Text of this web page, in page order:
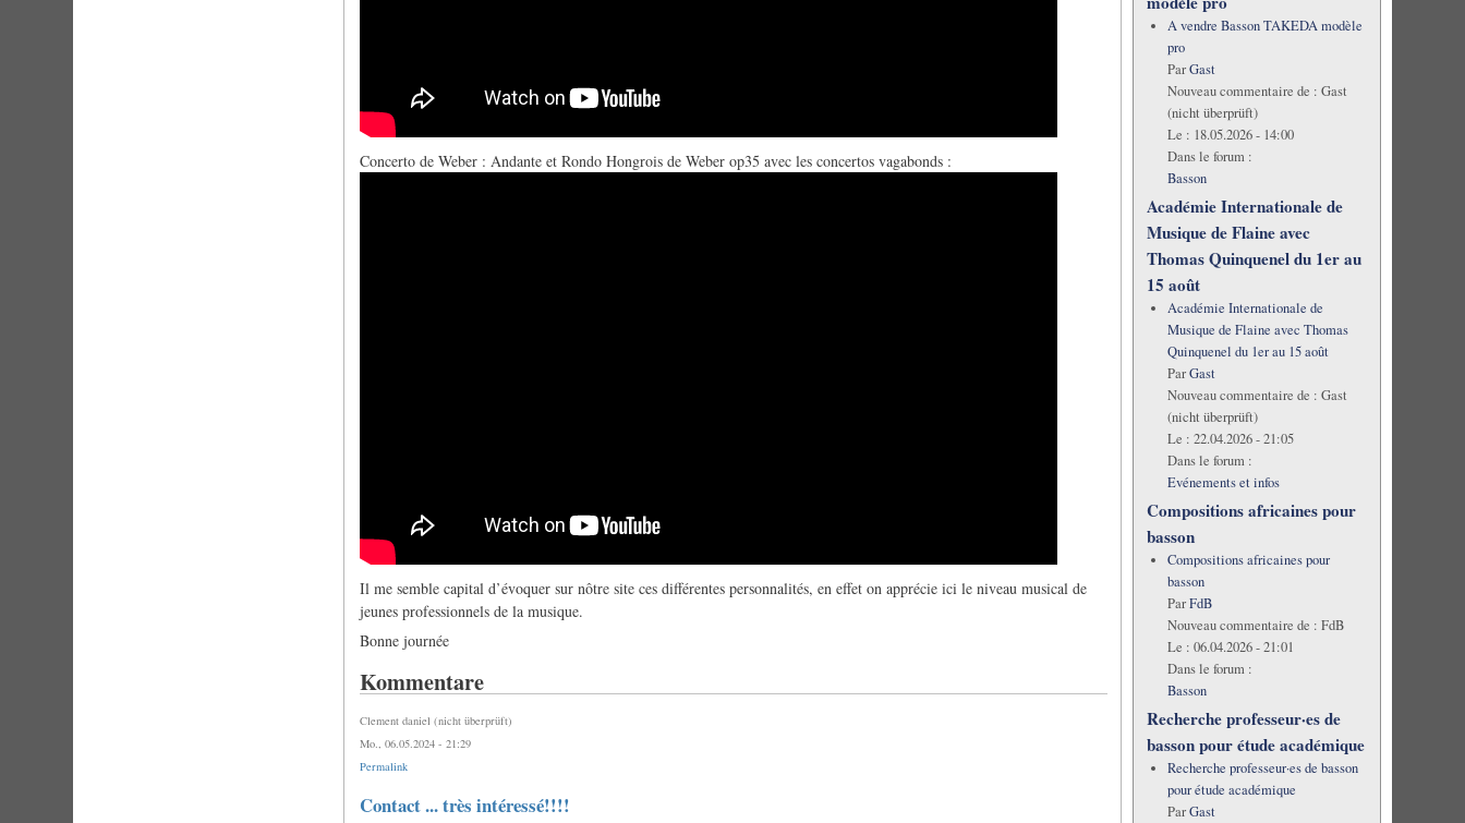
Concerto de Weber : Andante et Rondo Hongrois de Weber op35 avec les concertos vagabonds :
Il me semble capital d’évoquer sur nôtre site ces différentes personnalités, en effet on apprécie ici le niveau musical de
jeunes professionnels de la musique.
Bonne journée
Kommentare
Clement daniel (nicht überprüft)
Mo., 06.05.2024 - 21:29
Permalink
Contact ... très intéressé!!!!
A vendre Basson TAKEDA modèle
pro
ParGast
Nouveau commentaire de : Gast
(nicht überprüft)
Le : 18.05.2026 - 14:00
Dans le forum :
Basson
Académie Internationale de
Musique de Flaine avec
Thomas Quinquenel du 1er au
15 août
Académie Internationale de
Musique de Flaine avec Thomas
Quinquenel du 1er au 15 août
ParGast
Nouveau commentaire de : Gast
(nicht überprüft)
Le : 22.04.2026 - 21:05
Dans le forum :
Evénements et infos
Compositions africaines pour
basson
Compositions africaines pour
basson
ParFdB
Nouveau commentaire de : FdB
Le : 06.04.2026 - 21:01
Dans le forum :
Basson
Recherche professeur·es de
basson pour étude académique
Recherche professeur·es de basson
pour étude académique
ParGast